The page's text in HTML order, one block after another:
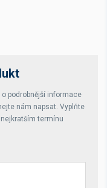
podrobnější informace
nám napsat. Vyplňte
termínu